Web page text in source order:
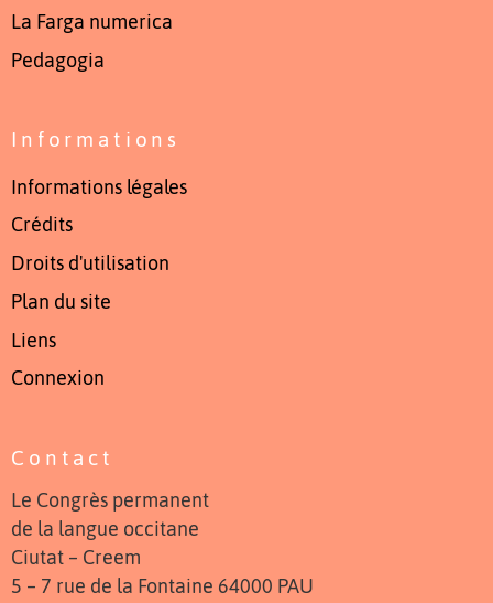
La Farga numerica
Pedagogia
Informations
Informations légales
Crédits
Droits d'utilisation
Plan du site
Liens
Connexion
Contact
Le Congrès permanent
de la langue occitane
Ciutat – Creem
5 – 7 rue de la Fontaine 64000 PAU